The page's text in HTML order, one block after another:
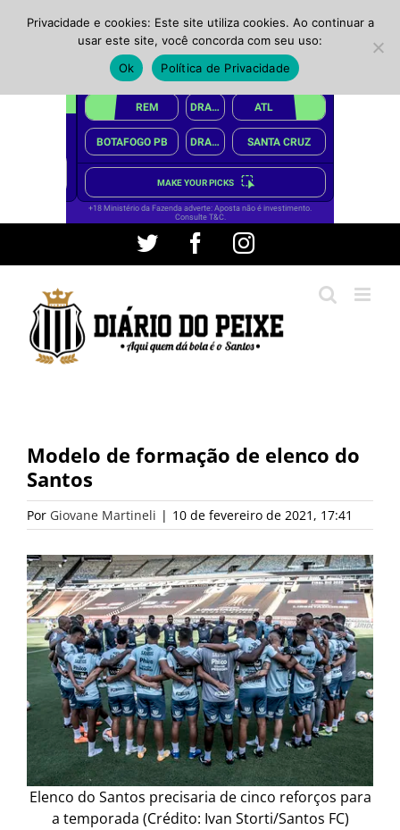
conteúdo
Twitter FacebookInstagram
Modelo de formação de elenco do
Santos
Por Giovane Martineli | 10 de fevereiro de 2021, 17:41
Elenco do Santos precisaria de cinco reforços para
a temporada (Crédito: Ivan Storti/Santos FC)
Privacidade e cookies: Este site utiliza cookies. Ao continuar a
usar este site, você concorda com seu uso:
Ok
Política de Privacidade